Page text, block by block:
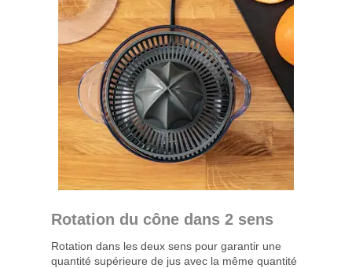
Rotation du cône dans 2 sens
Rotation dans les deux sens pour garantir une
quantité supérieure de jus avec la même quantité